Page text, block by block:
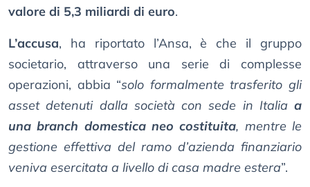
valore di 5,3 miliardi di euro.
L’accusa, ha riportato l’Ansa, è che il gruppo
societario, attraverso una serie di complesse
operazioni, abbia “solo formalmente trasferito gli
asset detenuti dalla società con sede in Italia a
una branch domestica neo costituita, mentre le
gestione effettiva del ramo d’azienda finanziario
veniva esercitata a livello di casa madre estera”.